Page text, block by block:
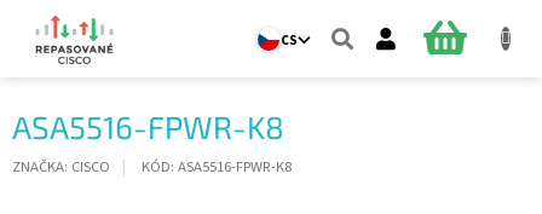
obsah
CS
NÁKUPNÍ
ASA5516-FPWR-K8
ZNAČKA: CISCO KÓD: ASA5516-FPWR-K8